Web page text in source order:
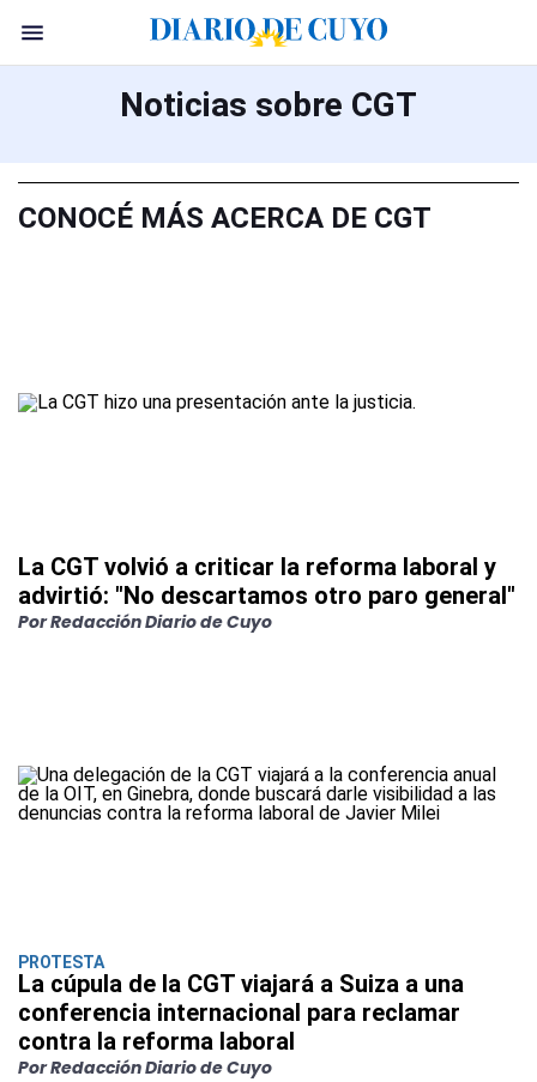
Noticias sobre CGT
CONOCÉ MÁS ACERCA DE CGT
La CGT volvió a criticar la reforma laboral y
advirtió: "No descartamos otro paro general"
Por Redacción Diario de Cuyo
PROTESTA
La cúpula de la CGT viajará a Suiza a una
conferencia internacional para reclamar
contra la reforma laboral
Por Redacción Diario de Cuyo